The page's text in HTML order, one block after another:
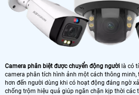
Camera phân biệt được chuyển động người là có
camera phân tích hình ảnh một cách thông
hơn đến người dùng khi có hoạt động đáng ngờ
chống trộm hiệu quả giúp ngăn chặn kịp thời các